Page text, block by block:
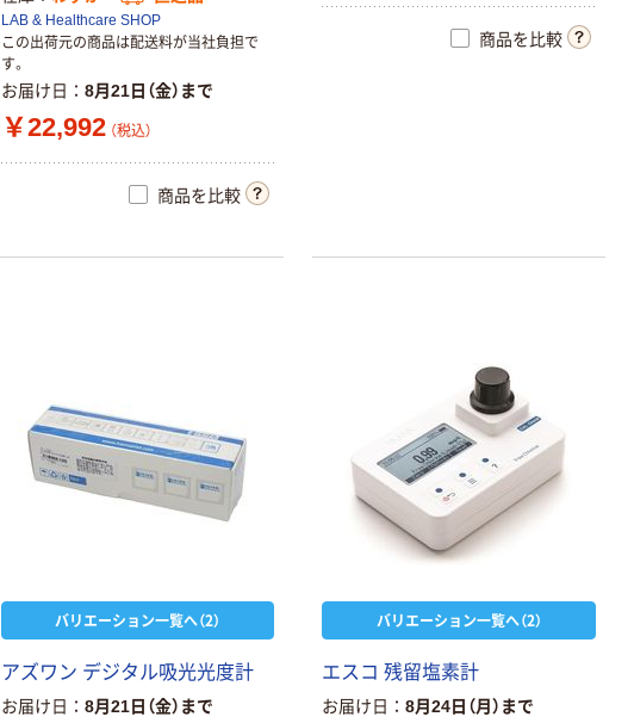
LAB & Healthcare SHOP
この出荷元の商品は配送料が当社負担で
す。
お届け日 8月21日（金）まで
￥22,992 （税込）
商品を比較
商品を比較
バリエーション一覧へ（2）
アズワン デジタル吸光光度計
お届け日 8月21日（金）まで
バリエーション一覧へ（2）
エスコ 残留塩素計
お届け日 8月24日（月）まで